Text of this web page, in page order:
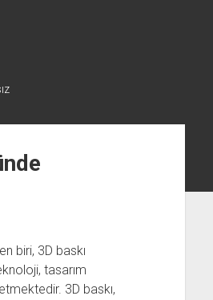
biri, 3D baskı
tasarım
3D baskı,